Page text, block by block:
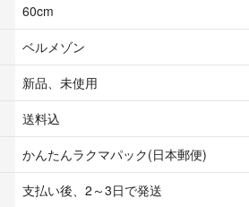
60cm
ベルメゾン
新品、未使用
送料込
かんたんラクマパック(日本郵便)
支払い後、2～3日で発送